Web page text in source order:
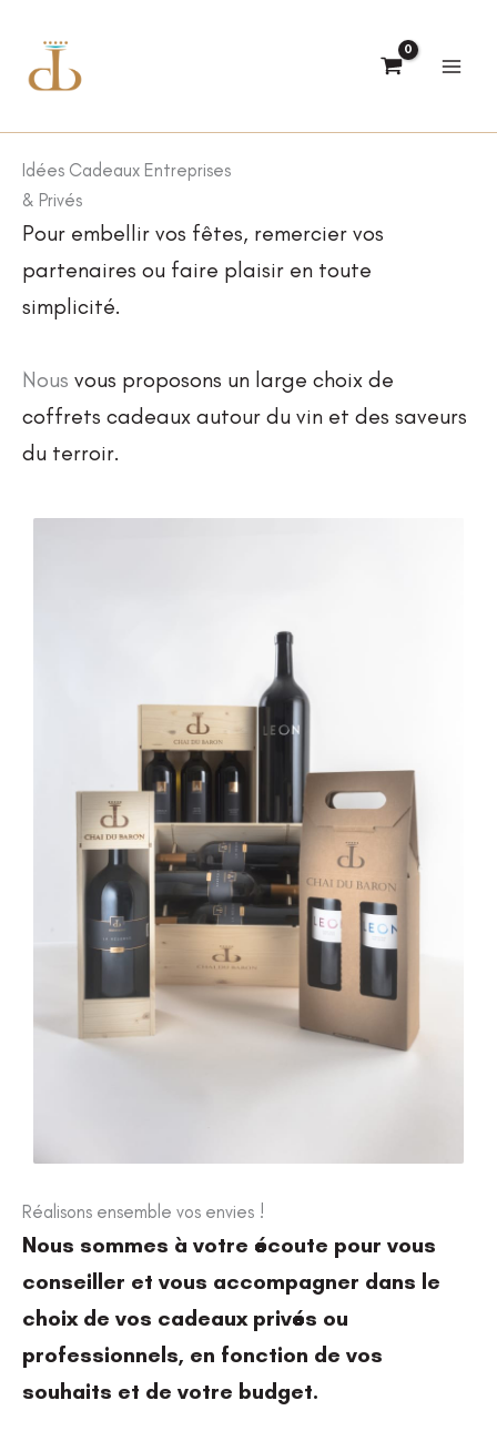
contenu
Idées Cadeaux Entreprises
& Privés
Pour embellir vos fêtes, remercier vos
partenaires ou faire plaisir en toute
simplicité.
Nous vous proposons un large choix de
coffrets cadeaux autour du vin et des saveurs
du terroir.
Réalisons ensemble vos envies !
Nous sommes à votre écoute pour vous
conseiller et vous accompagner dans le
choix de vos cadeaux privés ou
professionnels, en fonction de vos
souhaits et de votre budget.